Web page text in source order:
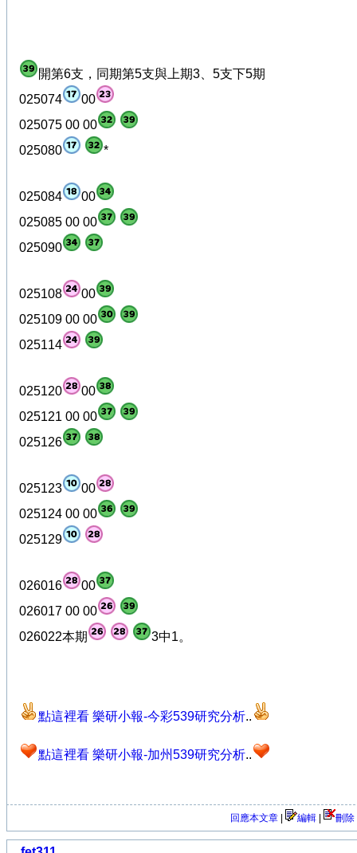
開第6支，同期第5支與上期3、5支下5期
025074
00
025075 00 00
025080
*
025084
00
025085 00 00
025090
025108
00
025109 00 00
025114
025120
00
025121 00 00
025126
025123
00
025124 00 00
025129
026016
00
026017 00 00
026022本期
3中1。
點這裡看 樂研小報-今彩539研究分析..
點這裡看 樂研小報-加州539研究分析..
回應本文章 編輯 刪除